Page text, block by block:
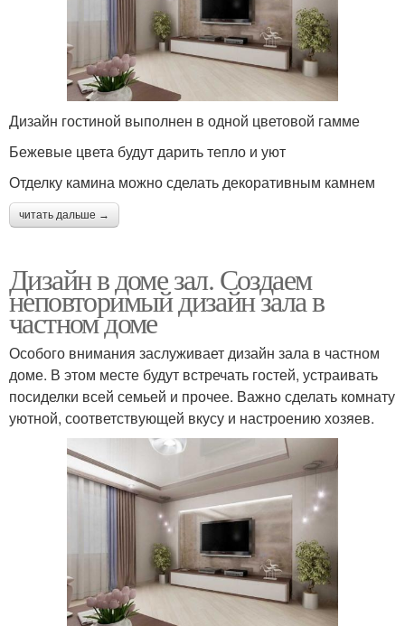
Дизайн гостиной выполнен в одной цветовой гамме
Бежевые цвета будут дарить тепло и уют
Отделку камина можно сделать декоративным камнем
читать дальше →
Дизайн в доме зал. Создаем
неповторимый дизайн зала в
частном доме
Особого внимания заслуживает дизайн зала в частном
доме. В этом месте будут встречать гостей, устраивать
посиделки всей семьей и прочее. Важно сделать комнату
уютной, соответствующей вкусу и настроению хозяев.